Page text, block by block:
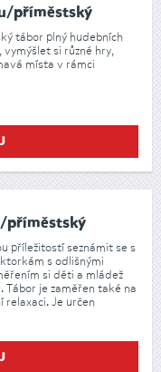
příměstský
tábor plný hudebních
si různé hry,
místa v rámci
příměstský
příležitostí seznámit se s
s odlišnými
si děti a mládež
Tábor je zaměřen také na
Je určen